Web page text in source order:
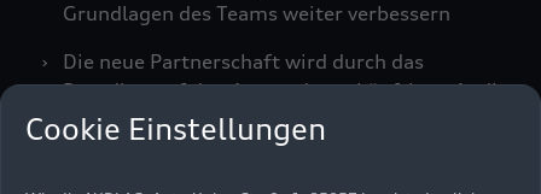
Grundlagen des Teams weiter verbessern
Die neue Partnerschaft wird durch das
Branding auf den Assets des zukünftigen Audi
F1 Teams und im Rennstrecken-Umfeld
Cookie Einstellungen